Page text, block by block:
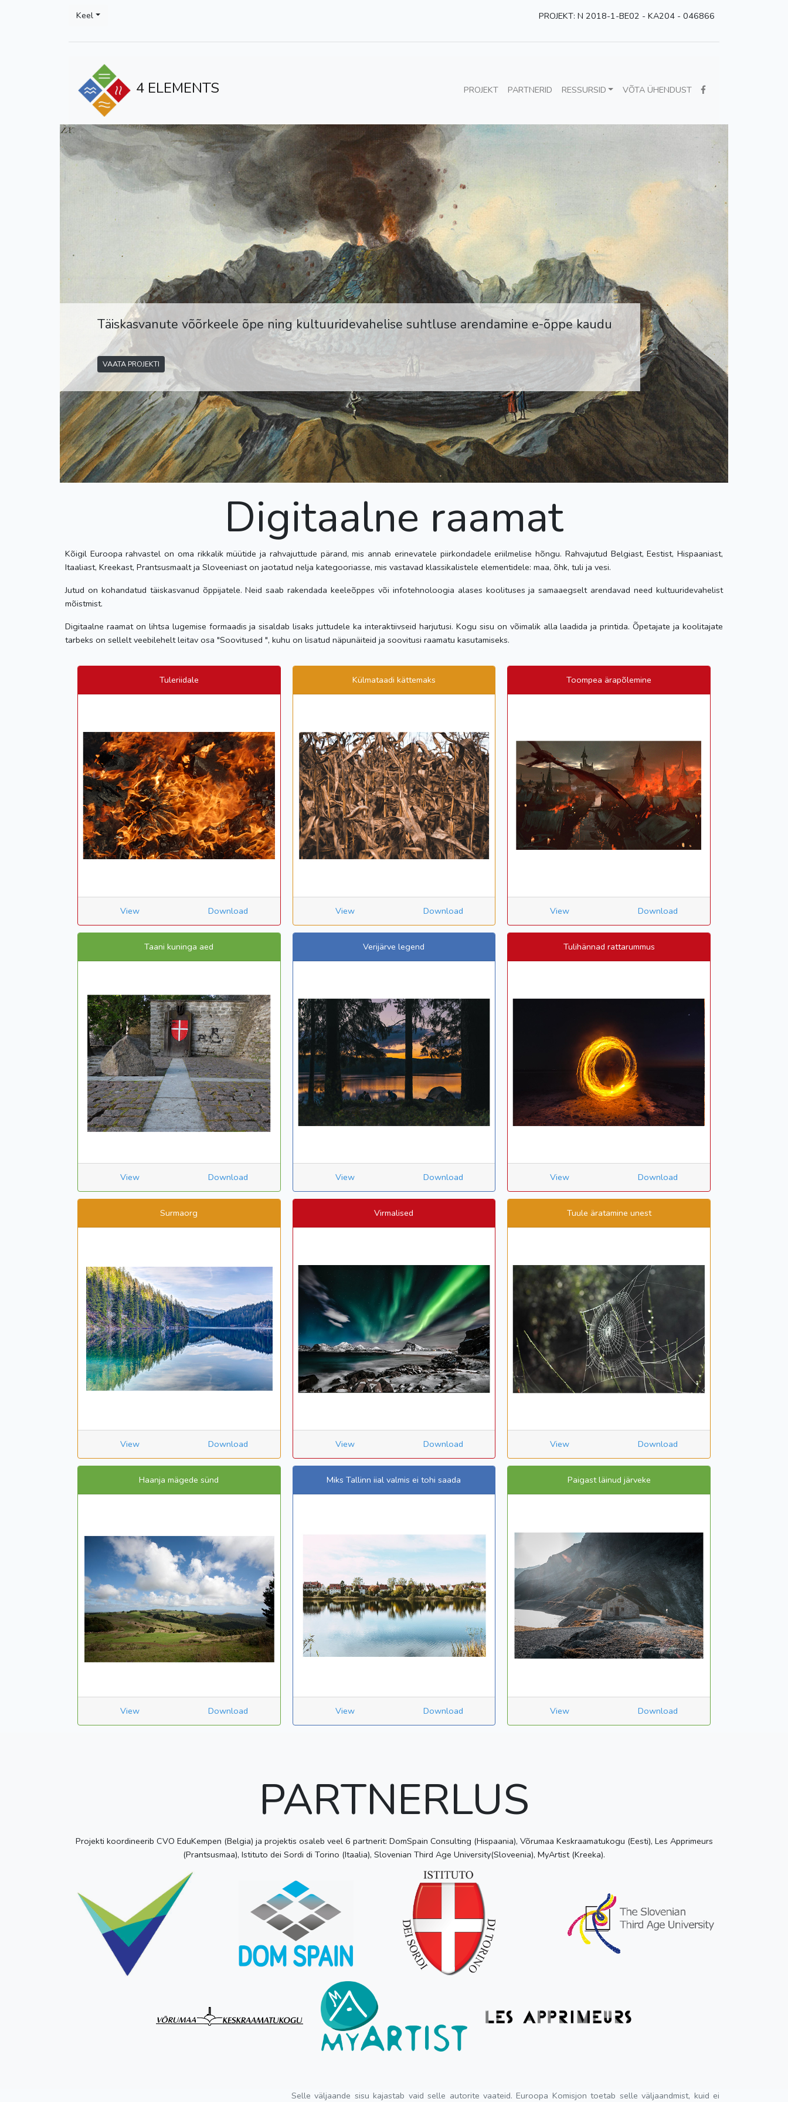
Keel PROJEKT: N 2018-1-BE02 - KA204 - 046866
4 ELEMENTS PROJEKT PARTNERID RESSURSID VÕTA ÜHENDUST
Täiskasvanute võõrkeele õpe ning kultuuridevahelise suhtluse arendamine e-õppe kaudu
VAATA PROJEKTI
Digitaalne raamat
Kõigil Euroopa rahvastel on oma rikkalik müütide ja rahvajuttude pärand, mis annab erinevatele piirkondadele eriilmelise hõngu. Rahvajutud Belgiast, Eestist, Hispaaniast,
Itaaliast, Kreekast, Prantsusmaalt ja Sloveeniast on jaotatud nelja kategooriasse, mis vastavad klassikalistele elementidele: maa, õhk, tuli ja vesi.
Jutud on kohandatud täiskasvanud õppijatele. Neid saab rakendada keeleõppes või infotehnoloogia alases koolituses ja samaaegselt arendavad need kultuuridevahelist
mõistmist.
Digitaalne raamat on lihtsa lugemise formaadis ja sisaldab lisaks juttudele ka interaktiivseid harjutusi. Kogu sisu on võimalik alla laadida ja printida. Õpetajate ja koolitajate
tarbeks on sellelt veebilehelt leitav osa "Soovitused ", kuhu on lisatud näpunäiteid ja soovitusi raamatu kasutamiseks.
Tuleriidale
View Download
Taani kuninga aed
View Download
Surmaorg
View Download
Haanja mägede sünd
View Download
Külmataadi kättemaks
View Download
Verijärve legend
View Download
Virmalised
View Download
Miks Tallinn iial valmis ei tohi saada
View Download
Toompea ärapõlemine
View Download
Tulihännad rattarummus
View Download
Tuule äratamine unest
View Download
Paigast läinud järveke
View Download
PARTNERLUS
Projekti koordineerib CVO EduKempen (Belgia) ja projektis osaleb veel 6 partnerit: DomSpain Consulting (Hispaania), Võrumaa Keskraamatukogu (Eesti), Les Apprimeurs
(Prantsusmaa), Istituto dei Sordi di Torino (Itaalia), Slovenian Third Age University(Sloveenia), MyArtist (Kreeka).
Selle väljaande sisu kajastab vaid selle autorite vaateid. Euroopa Komisjon toetab selle väljaandmist, kuid ei